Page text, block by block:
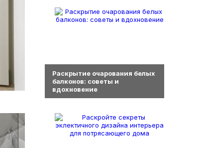
Раскрытие очарования белых
балконов: советы и
вдохновение